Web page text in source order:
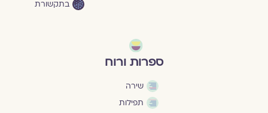
בתקשורת
ספרות ורוח
שירה
תפילות